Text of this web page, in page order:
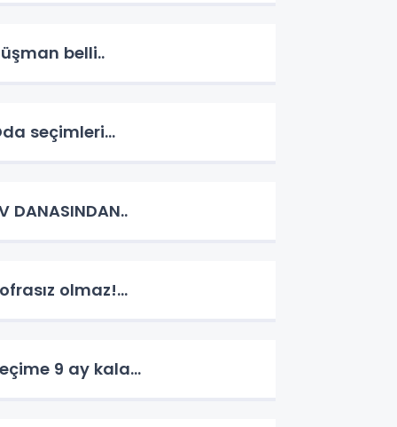
belli..
seçimleri...
DANASINDAN..
olmaz!...
9 ay kala...